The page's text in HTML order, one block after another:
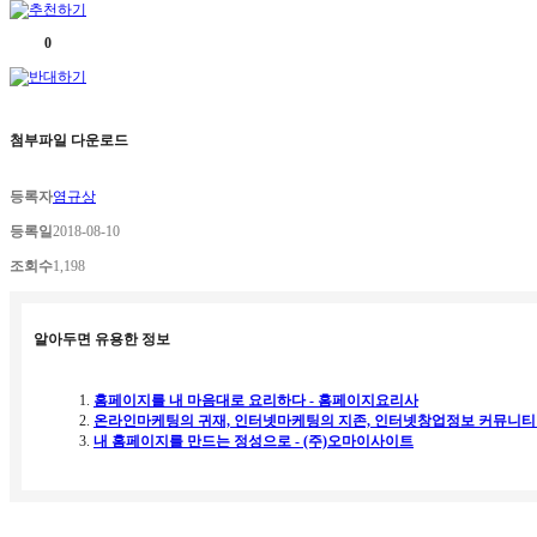
0
첨부파일 다운로드
등록자염규상
등록일2018-08-10
조회수1,198
알아두면 유용한 정보
홈페이지를 내 마음대로 요리하다 - 홈페이지요리사
온라인마케팅의 귀재, 인터넷마케팅의 지존, 인터넷창업정보 커뮤니
내 홈페이지를 만드는 정성으로 - (주)오마이사이트